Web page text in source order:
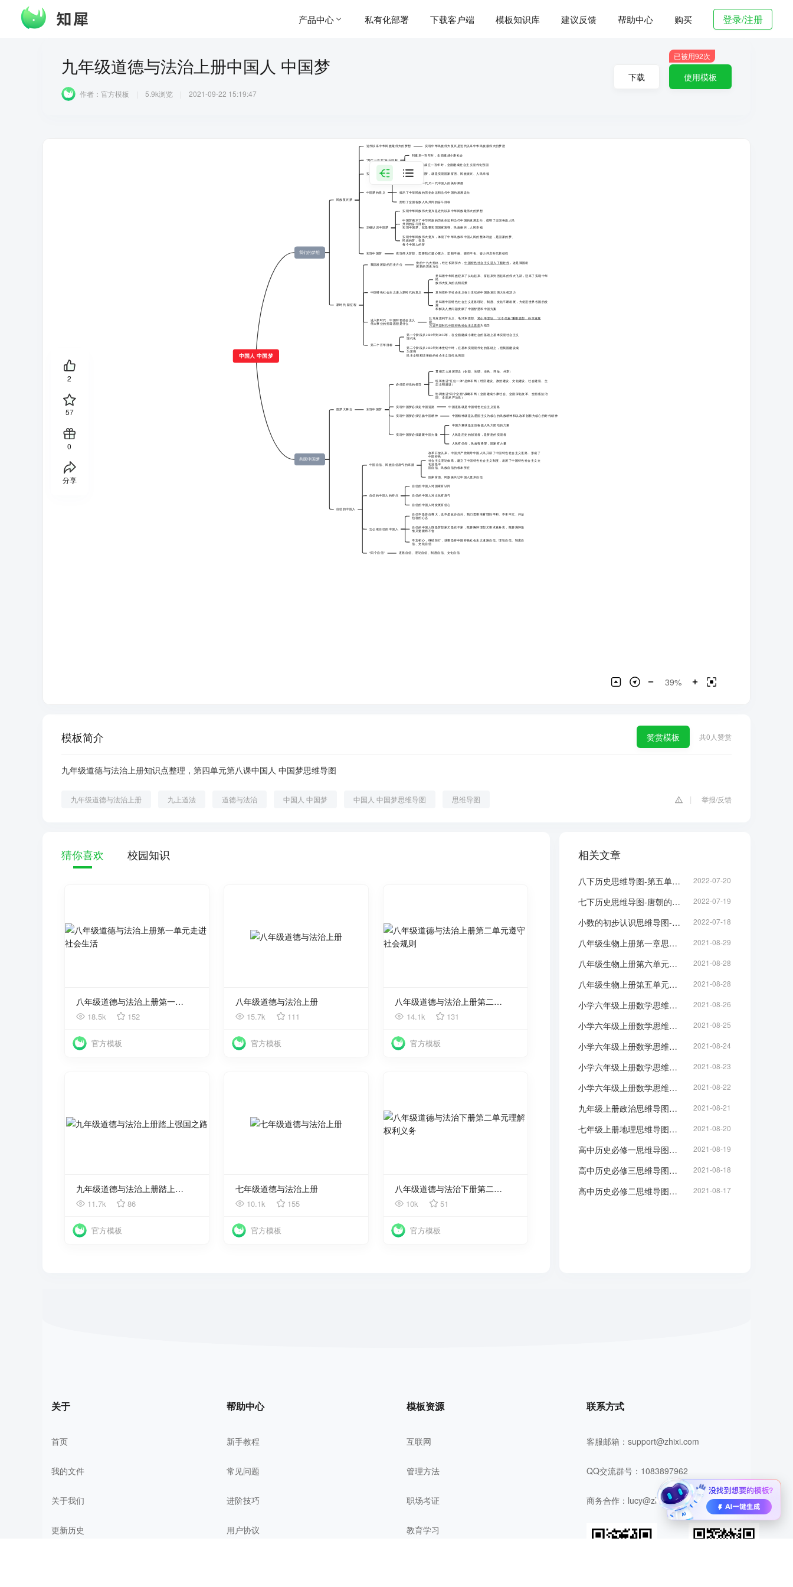
产品中心 私有化部署 下载客户端 模板知识库 建议反馈 帮助中心 购买 登录/注册
九年级道德与法治上册中国人 中国梦
作者：官方模板 | 5.9k浏览 2021-09-22 15:19:47
下载 使用模板
已被用92次
中国人 中国梦
我们的梦想
民族复兴梦
近代以来中华民族最伟大的梦想 实现中华民族伟大复兴是近代以来中华民族最伟大的梦想
“两个一百年”奋斗目标
到建党一百年时，全面建成小康社会
到新中国成立一百年时，全面建成社会主义现代化强国
实现中国梦的基本内涵 实现中国梦，就是实现国家富强、民族振兴、人民幸福
中国梦的意义
反映了近代以来一代又一代中国人的美好夙愿
揭示了中华民族的历史命运和当代中国的发展走向
指明了全国各族人民共同的奋斗目标
正确认识中国梦
实现中华民族伟大复兴是近代以来中华民族最伟大的梦想
中国梦揭示了中华民族的历史命运和当代中国的发展走向，指明了全国各族人民
共同的奋斗目标。
实现中国梦，就是要实现国家富强、民族振兴，人民幸福
实现中华民族伟大复兴，体现了中华民族和中国人民的整体利益，是国家的梦、
民族的梦，也是
每个中国人的梦
实现中国梦 实现伟大梦想，需要我们凝心聚力、坚韧不拔、锲而不舍、奋力开启时代新征程
新时代 新征程
我国发展新的历史方位
党的十九大指出，经过长期努力，中国特色社会主义进入了新时代 ，这是我国发
展新的历史方位
中国特色社会主义进入新时代的意义
意味着中华民族迎来了从站起来、富起来到强起来的伟大飞跃，迎来了实现中华
民
族伟大复兴的光明前景
意味着科学社会主义在21世纪的中国焕发出强大生机活力
意味着中国特色社会主义道路理论、制度、文化不断发展，为促进世界各国的发
展
和解决人类问题贡献了中国智慧和中国方案
进入新时代，中国特色社会主义
伟大事业的指导思想是什么
以马克思列宁主义、毛泽东思想、 邓小平理论、“三个代表”重要思想、科学发展
观、
习近平新时代中国特色社会主义思想为指导
第二个百年目标
第一个阶段从2020年到2035年，在全面建成小康社会的基础上基本实现社会主义
现代化
第二个阶段从2035年到本世纪中叶，在基本实现现代化的基础上，把我国建设成
为富强
民主文明和谐美丽的社会主义现代化强国
共圆中国梦
圆梦大舞台 实现中国梦
必须坚持党的领导
贯彻五大发展理念（创新、协调、绿色、开放、共享）
统筹推进“五位一体”总体布局（经济建设、政治建设、文化建设、社会建设、生
态文明建设）
协调推进“四个全面”战略布局（全面建成小康社会、全面深化改革、全面依法治
国、全面从严治党）
实现中国梦必须走中国道路 中国道路就是中国特色社会主义道路
实现中国梦必须弘扬中国精神 中国精神就是以爱国主义为核心的民族精神和以改革创新为核心的时代精神
实现中国梦必须凝聚中国力量
中国力量就是全国各族人民大团结的力量
人民是历史的创造者，是梦想的实现者
人民有信仰，民族有希望，国家有力量
自信的中国人
中国自信、民族自信底气的来源
改革开放以来，中国共产党领导中国人民开辟了中国特色社会主义道路，形成了
中国特色
社会主义理论体系，建立了中国特色社会主义制度，发展了中国特色社会主义文
化这是中
国自信、民族自信的根本所在
国家富强、民族振兴让中国人更加自信
自信的中国人的特点
自信的中国人对国家有认同
自信的中国人对文化有底气
自信的中国人对发展有信心
怎么做自信的中国人
自信不是妄自尊大，也不是故步自封。我们需要培育理性平和、不卑不亢、开放
包容的心态
自信的中国人既是梦想家又是实干家，既要胸怀理想又要求真务实，既要满怀激
情又要锲而不舍
不忘初心，继续前行，就要坚持中国特色社会主义道路自信、理论自信、制度自
信、文化自信
“四个自信” 道路自信、理论自信、制度自信、文化自信
39%
2
57
0
分享
模板简介 赞赏模板 共0 人赞赏
九年级道德与法治上册知识点整理，第四单元第八课中国人 中国梦思维导图
九年级道德与法治上册 九上道法 道德与法治 中国人 中国梦 中国人 中国梦思维导图 思维导图 举报/反馈
猜你喜欢 校园知识
八年级道德与法治上册第一单元走进社会生活
18.5k 152
官方模板
八年级道德与法治上册
15.7k 111
官方模板
八年级道德与法治上册第二单元遵守社会规则
14.1k 131
官方模板
九年级道德与法治上册踏上强国之路
11.7k 86
官方模板
七年级道德与法治上册
10.1k 155
官方模板
八年级道德与法治下册第二单元理解权利义务
10k 51
官方模板
相关文章
八下历史思维导图-第五单元内容整理 2022-07-20
七下历史思维导图-唐朝的兴盛思维导图 2022-07-19
小数的初步认识思维导图-三年级下册数学脑图整理 2022-07-18
八年级生物上册第一章思维导图：动物的主要类群 2021-08-29
八年级生物上册第六单元思维导图：生物的多样性及其保护 2021-08-28
八年级生物上册第五单元思维导图：生物圈中的其他生物 2021-08-28
小学六年级上册数学思维导图：百分数 2021-08-26
小学六年级上册数学思维导图：圆 2021-08-25
小学六年级上册数学思维导图：比 2021-08-24
小学六年级上册数学思维导图：分数乘法 2021-08-23
小学六年级上册数学思维导图-全书 2021-08-22
九年级上册政治思维导图：中国梦-初三知识点脑图整理 2021-08-21
七年级上册地理思维导图：地球和地球仪 2021-08-20
高中历史必修一思维导图：现代中国的政治建设与祖国统一 2021-08-19
高中历史必修三思维导图：中国近代前期思想变化 2021-08-18
高中历史必修二思维导图：中国近代前期政治 2021-08-17
关于
首页
我的文件
关于我们
更新历史
帮助中心
新手教程
常见问题
进阶技巧
用户协议
模板资源
互联网
管理方法
职场考证
教育学习
联系方式
客服邮箱： support@zhixi.com
QQ交流群号：1083897962
商务合作： lucy@zhixi.com